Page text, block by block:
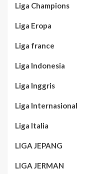
Liga Champions
Liga Eropa
Liga france
Liga Indonesia
Liga Inggris
Liga Internasional
Liga Italia
LIGA JEPANG
LIGA JERMAN